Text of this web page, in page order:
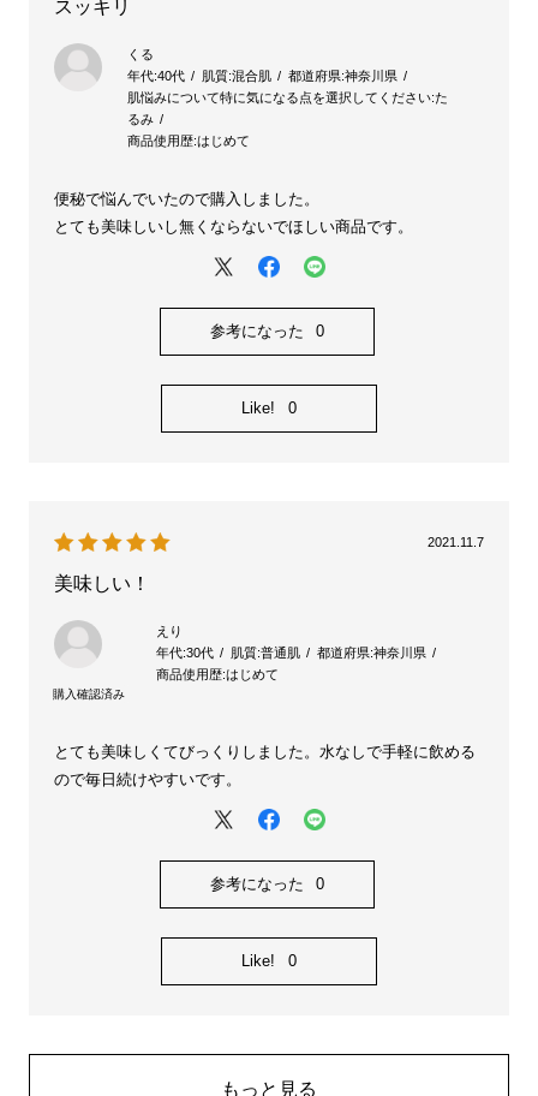
スッキリ
くる
年代:40代 肌質:混合肌 都道府県:神奈川県
肌悩みについて特に気になる点を選択してください:た
るみ
商品使用歴:はじめて
便秘で悩んでいたので購入しました。
とても美味しいし無くならないでほしい商品です。
参考になった 0
Like! 0
2021.11.7
美味しい！
えり
年代:30代 肌質:普通肌 都道府県:神奈川県
商品使用歴:はじめて
とても美味しくてびっくりしました。水なしで手軽に飲める
ので毎日続けやすいです。
参考になった 0
Like! 0
もっと見る